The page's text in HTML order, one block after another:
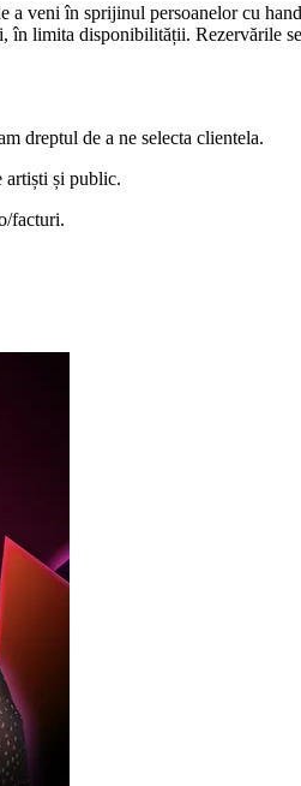
veni în sprijinul persoanelor cu
în limita disponibilității. Rezervările
dreptul de a ne selecta clientela.
artiști și public.
facturi.